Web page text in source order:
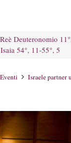
Deuteronomio
54°, 11-55°, 5
Eventi Israele partner